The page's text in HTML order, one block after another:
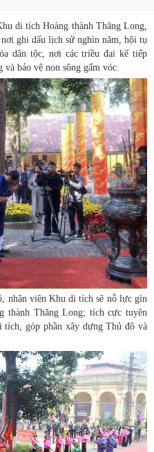
di tích Hoàng thành Thăng Long,
ghi dấu lịch sử nghìn năm, hội tụ
dân tộc, nơi các triều đại kế tiếp
bảo vệ non sông gấm vóc.
nhân viên Khu di tích sẽ nỗ lực gìn
thành Thăng Long; tích cực tuyên
góp phần xây dựng Thủ đô và